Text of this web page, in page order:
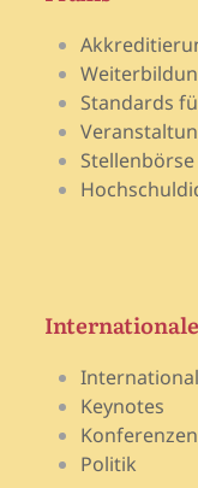
Standards
Stellenbörse
Keynotes
Politik